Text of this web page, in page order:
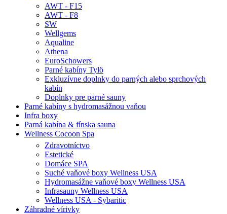
AWT - F15
AWT - F8
SW
Wellgems
Aqualine
Athena
EuroSchowers
Parné kabíny Tylö
Exkluzívne doplnky do parných alebo sprchových
kabín
Doplnky pre parné sauny
Parné kabíny s hydromasážnou vaňou
Infra boxy
Parná kabína & fínska sauna
Wellness Cocoon Spa
Zdravotníctvo
Estetické
Domáce SPA
Suché vaňové boxy Wellness USA
Hydromasážne vaňové boxy Wellness USA
Infrasauny Wellness USA
Wellness USA - Sybaritic
Záhradné vírivky